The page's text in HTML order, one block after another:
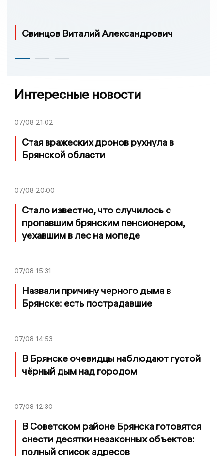
Свинцов Виталий Александрович
Интересные новости
07/08 21:02
Стая вражеских дронов рухнула в
Брянской области
07/08 20:00
Стало известно, что случилось с
пропавшим брянским пенсионером,
уехавшим в лес на мопеде
07/08 15:31
Назвали причину черного дыма в
Брянске: есть пострадавшие
07/08 14:53
В Брянске очевидцы наблюдают густой
чёрный дым над городом
07/08 12:30
В Советском районе Брянска готовятся
снести десятки незаконных объектов:
полный список адресов